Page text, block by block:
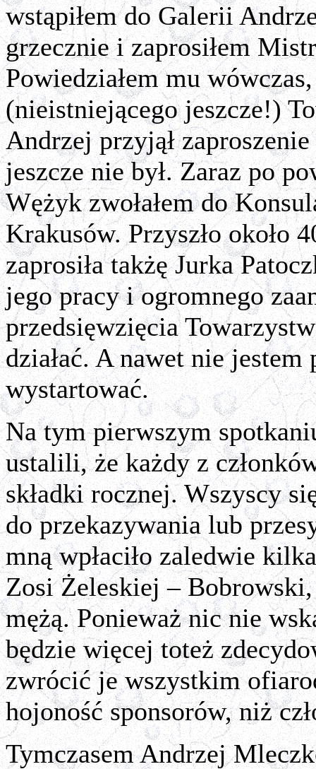
wstąpiłem do Galerii
grzecznie i zaprosiłem
Powiedziałem mu
(nieistniejącego jeszcze!)
Andrzej przyjął
jeszcze nie był. Zaraz po
Wężyk zwołałem do
Krakusów. Przyszło około
zaprosiła takżę Jurka
jego pracy i ogromnego
przedsięwzięcia
działać. A nawet nie jestem
wystartować.
Na tym pierwszym
ustalili, że każdy z
składki rocznej. Wszyscy
do przekazywania lub
mną wpłaciło zaledwie
Zosi Żeleskiej – Bobrowski,
mężą. Ponieważ nic nie
będzie więcej toteż
zwrócić je wszystkim
hojoność sponsorów, niż
Tymczasem Andrzej